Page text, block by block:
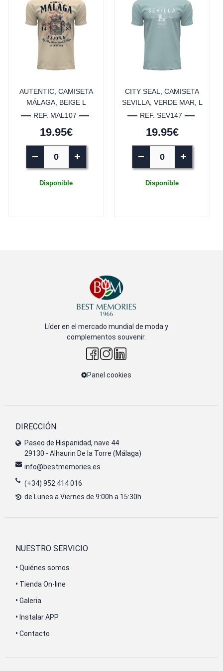
AUTENTIC, CAMISETA
MÁLAGA, BEIGE L
REF. MAL107
19.95€
Disponible
CITY SEAL, CAMISETA
SEVILLA, VERDE MAR, L
REF. SEV147
19.95€
Disponible
Líder en el mercado mundial de moda y
complementos souvenir.
Panel cookies
DIRECCIÓN
Paseo de Hispanidad, nave 44
29130 - Alhaurin De la Torre (Málaga)
info@bestmemories.es
(+34) 952 414 016
de Lunes a Viernes de 9:00h a 15:30h
NUESTRO SERVICIO
• Quiénes somos
• Tienda On-line
• Galeria
• Instalar APP
• Contacto